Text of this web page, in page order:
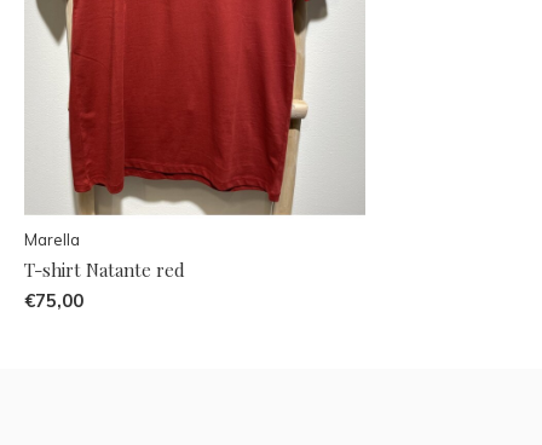
Marella
T-shirt Natante red
€75,00